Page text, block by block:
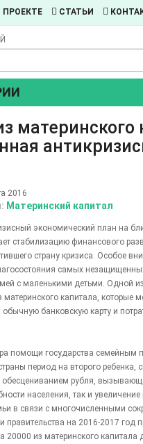
ПРОЕКТЕ СТАТЬИ
материнского
2016
Материнский капитал
экономический план на
стабилизацию финансового
страну кризиса. Особое
самых
с маленькими детьми. Одной
материнского капитала, которые
банковскую карту и
помощи государства семейным
период на второго ребенка,
рубля,
населения, так и
в связи с многочисленными
правительства на 2016-2017 год
20000 из материнского капитала